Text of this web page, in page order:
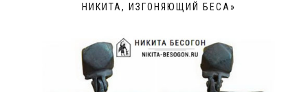
НИКИТА, ИЗГОНЯЮЩИЙ БЕСА»